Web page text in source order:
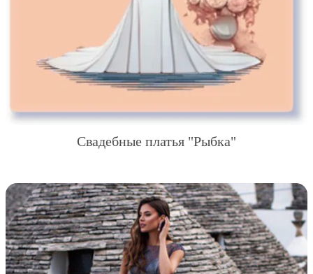
Свадебные платья "Рыбка"